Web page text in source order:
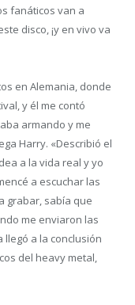
fanáticos van a
disco, ¡y en vivo va
en Alemania, donde
y él me contó
armando y me
Harry. «Describió el
a la vida real y yo
a escuchar las
grabar, sabía que
me enviaron las
llegó a la conclusión
del heavy metal,